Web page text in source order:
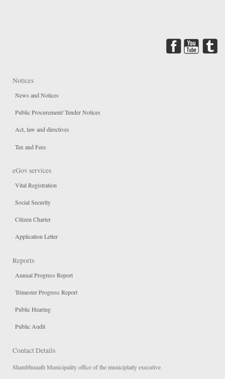
Notices
News and Notices
Public Procurement/ Tender Notices
Act, law and directives
Tax and Fees
eGov services
Vital Registration
Social Security
Citizen Charter
Application Letter
Reports
Annual Progress Report
Trimester Progress Report
Public Hearing
Public Audit
Contact Details
Shambhunath Municipality office of the municiplaity executive